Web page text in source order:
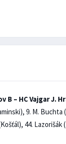
B – HC Vajgar J.
9. M. Buchta
44.